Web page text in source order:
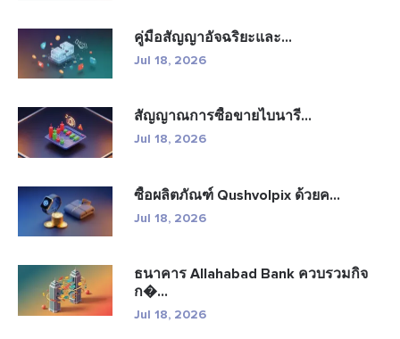
คู่มือสัญญาอัจฉริยะและ...
Jul 18, 2026
สัญญาณการซื้อขายไบนารี...
Jul 18, 2026
ซื้อผลิตภัณฑ์ Qushvolpix ด้วยค...
Jul 18, 2026
ธนาคาร Allahabad Bank ควบรวมกิจ
ก�...
Jul 18, 2026